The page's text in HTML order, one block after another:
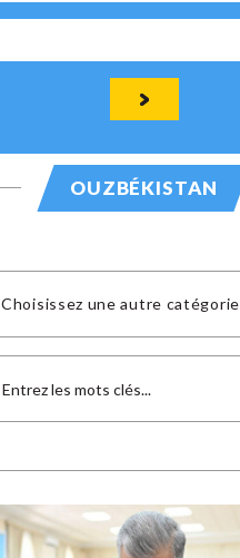
OUZBÉKISTAN
Choisissez une autre catégorie